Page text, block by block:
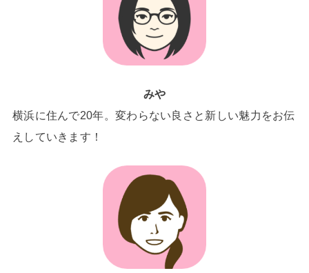
みや
横浜に住んで20年。変わらない良さと新しい魅力をお伝
えしていきます！